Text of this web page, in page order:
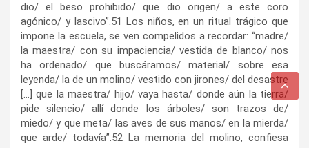
dio/ el beso prohibido/ que dio origen/ a este coro
agónico/ y lascivo”.51
Los niños, en un ritual trágico que
impone la escuela, se ven compelidos a recordar: “madre/
la maestra/ con su impaciencia/ vestida de blanco/ nos
ha ordenado/ que buscáramos/ material/ sobre esa
leyenda/ la de un molino/ vestido con jirones/ del desastre
[…] que la maestra/ hijo/ vaya hasta/ donde aún la tierra/
pide silencio/ allí donde los árboles/ son trazos de/
miedo/ y que meta/ las aves de sus manos/ en la mierda/
que arde/ todavía”.52 La memoria del molino, confiesa